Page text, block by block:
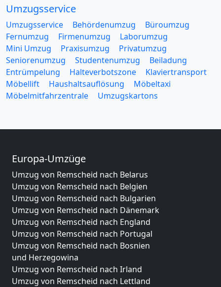
Umzugsservice
Umzugsservice Behördenumzug
Büroumzug
Fernumzug
Firmenumzug
Laborumzug
Mini Umzug
Praxisumzug
Privatumzug
Seniorenumzug
Studentenumzug
Beiladung
Entrümpelung
Halteverbotszone
Klaviertransport
Möbellift
Haushaltsauflösung
Möbeltaxi
Möbelmitfahrzentrale
Umzugskartons
Europa-Umzüge
Umzug von Remscheid nach Belarus
Umzug von Remscheid nach Belgien
Umzug von Remscheid nach Bulgarien
Umzug von Remscheid nach Dänemark
Umzug von Remscheid nach England
Umzug von Remscheid nach Portugal
Umzug von Remscheid nach Bosnien
und Herzegowina
Umzug von Remscheid nach Irland
Umzug von Remscheid nach Lettland